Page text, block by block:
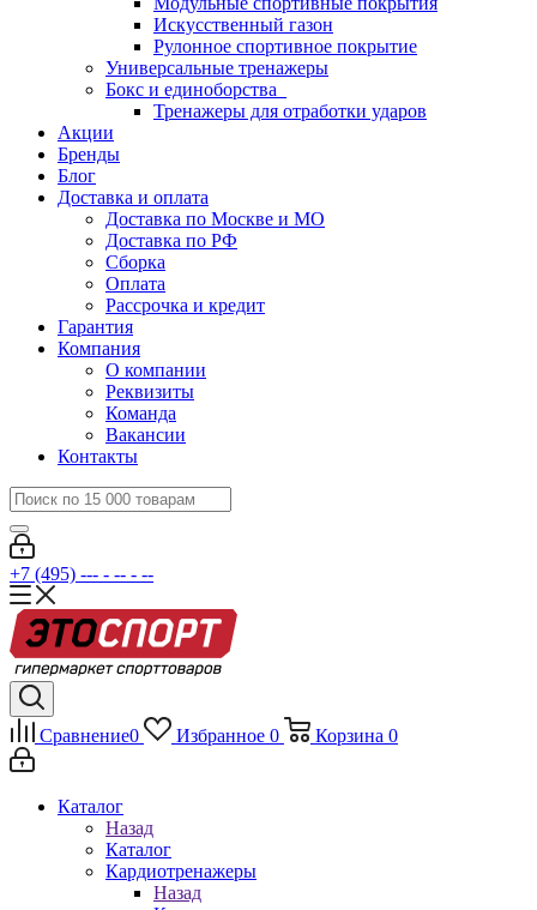
Искусственный газон
Рулонное спортивное покрытие
Универсальные тренажеры
Бокс и единоборства
Тренажеры для отработки ударов
Акции
Бренды
Блог
Доставка и оплата
Доставка по Москве и МО
Доставка по РФ
Сборка
Оплата
Рассрочка и кредит
Гарантия
Компания
О компании
Реквизиты
Команда
Вакансии
Контакты
+7 (495) --- - -- - --
Сравнение0 Избранное 0 Корзина 0
Каталог
Назад
Каталог
Кардиотренажеры
Назад